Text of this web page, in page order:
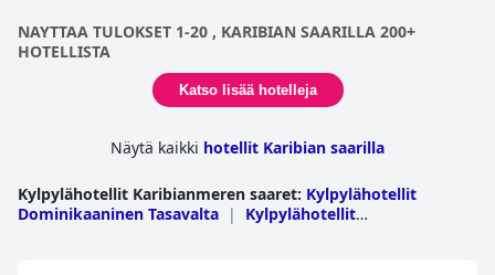
NAYTTAA TULOKSET 1-20 , KARIBIAN SAARILLA 200+
HOTELLISTA
Katso lisää hotelleja
Näytä kaikki hotellit Karibian saarilla
Kylpylähotellit Karibianmeren saaret: Kylpylähotellit
Dominikaaninen Tasavalta |
Kylpylähotellit